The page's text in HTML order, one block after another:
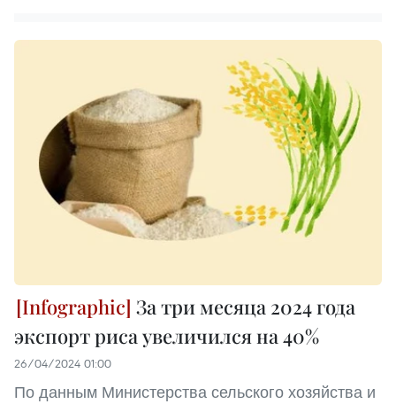
За три месяца 2024 года
экспорт риса увеличился на 40%
26/04/2024 01:00
По данным Министерства сельского хозяйства и